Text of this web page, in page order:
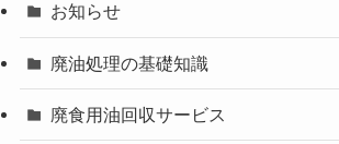
お知らせ
廃油処理の基礎知識
廃食用油回収サービス